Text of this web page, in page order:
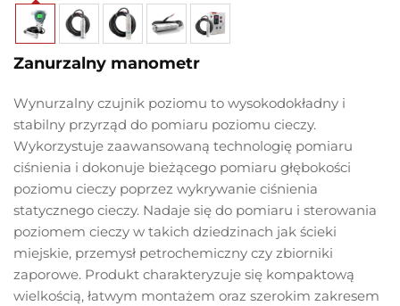
Zanurzalny manometr
Wynurzalny czujnik poziomu to wysokodokładny i
stabilny przyrząd do pomiaru poziomu cieczy.
Wykorzystuje zaawansowaną technologię pomiaru
ciśnienia i dokonuje bieżącego pomiaru głębokości
poziomu cieczy poprzez wykrywanie ciśnienia
statycznego cieczy. Nadaje się do pomiaru i sterowania
poziomem cieczy w takich dziedzinach jak ścieki
miejskie, przemysł petrochemiczny czy zbiorniki
zaporowe. Produkt charakteryzuje się kompaktową
wielkością, łatwym montażem oraz szerokim zakresem